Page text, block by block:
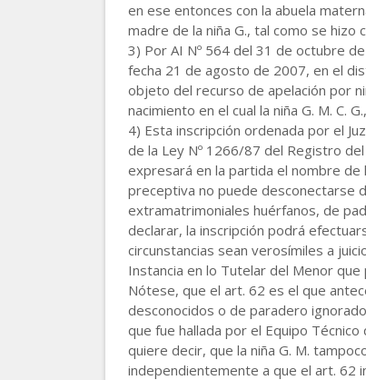
en ese entonces con la abuela
madre de la niña G., tal como se
3) Por AI Nº 564 del 31 de octubre
fecha 21 de agosto de 2007, en el
objeto del recurso de apelación por
nacimiento en el cual la niña G. M. C.
4) Esta inscripción ordenada por el
de la Ley Nº 1266/87 del Registro
expresará en la partida el nombre
preceptiva no puede desconectarse
extramatrimoniales huérfanos, de
declarar, la inscripción podrá
circunstancias sean verosímiles a
Instancia en lo Tutelar del Menor
Nótese, que el art. 62 es el que
desconocidos o de paradero
que fue hallada por el Equipo
quiere decir, que la niña G. M.
independientemente a que el art. 62